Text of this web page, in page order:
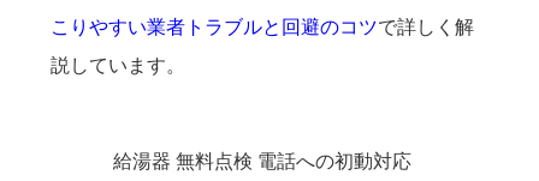
こりやすい業者トラブルと回避のコツで詳しく解
説しています。
給湯器 無料点検 電話への初動対応